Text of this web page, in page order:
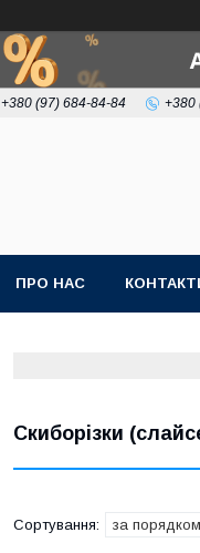
+380 (97) 684-84-84 +380
ПРО НАС
Скиборізки